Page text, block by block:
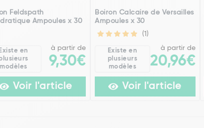
Feldspath
Ampoules x 30
Existe en
modèles
à partir de
9,30€
Voir l'article
Boiron Calcaire de Versailles
Ampoules x 30
(1)
Existe en
plusieurs
modèles
à partir de
20,96€
Voir l'article